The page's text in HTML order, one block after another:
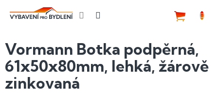
Vormann Botka podpěrná,
61x50x80mm, lehká, žárově
zinkovaná